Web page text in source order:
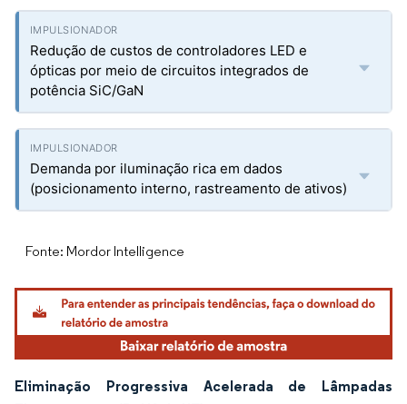
Redução de custos de controladores LED e
ópticas por meio de circuitos integrados de
potência SiC/GaN
Demanda por iluminação rica em dados
(posicionamento interno, rastreamento de ativos)
Fonte: Mordor Intelligence
Eliminação Progressiva Acelerada de Lâmpadas